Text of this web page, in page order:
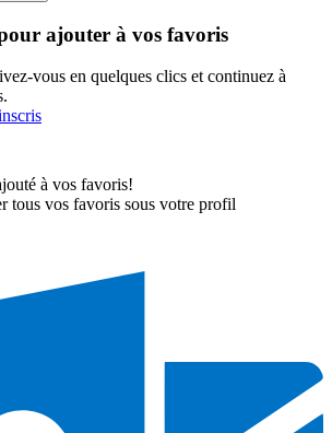
ajouter à vos favoris
vous en quelques clics et continuez à
à vos favoris!
tous vos favoris sous votre profil